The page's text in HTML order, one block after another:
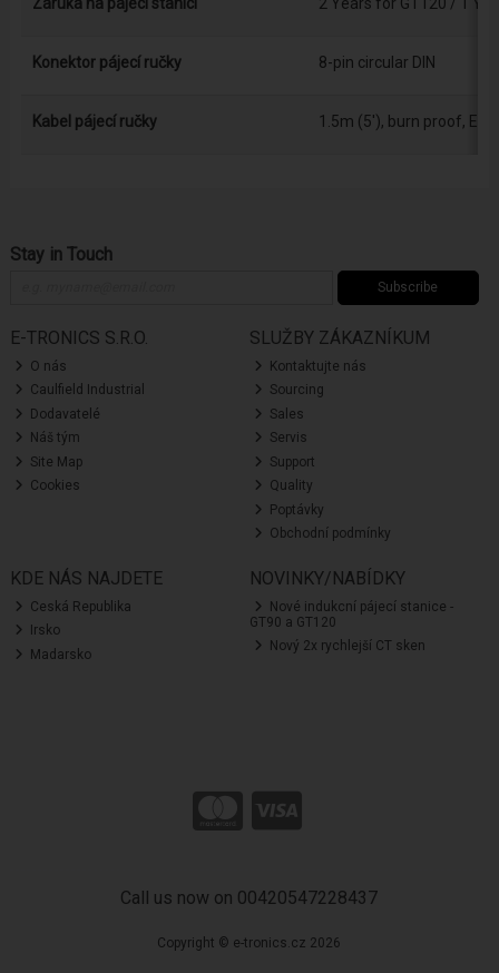
Konektor pájecí ručky 8-pin circular DIN
Kabel pájecí ručky 1.5m (5'), burn proof,
Stay in Touch
Subscribe
E-TRONICS S.R.O.
O nás
Caulfield Industrial
Dodavatelé
Náš tým
Site Map
Cookies
SLUŽBY ZÁKAZNÍKUM
Kontaktujte nás
Sourcing
Sales
Servis
Support
Quality
Poptávky
Obchodní podmínky
KDE NÁS NAJDETE
Ceská Republika
Irsko
Madarsko
NOVINKY/NABÍDKY
Nové indukcní pájecí stanice -
GT90 a GT120
Nový 2x rychlejší CT sken
Call us now on 00420547228437
Copyright © e-tronics.cz 2026